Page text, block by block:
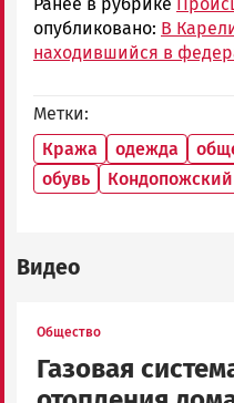
опубликовано: В
находившийся в
Метки
Кража
одежда
обувь
Видео
Общество
Газовая